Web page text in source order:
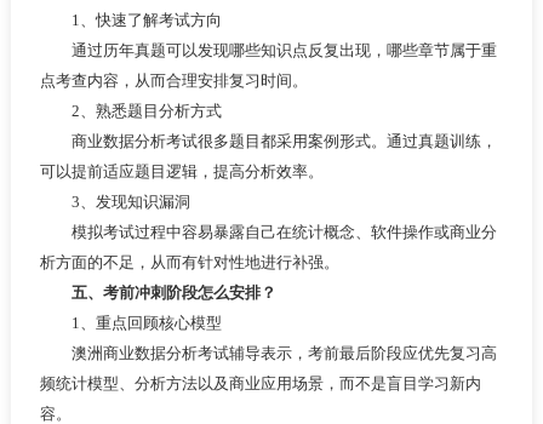
1、快速了解考试方向
通过历年真题可以发现哪些知识点反复出现，哪些章节属于重
点考查内容，从而合理安排复习时间。
2、熟悉题目分析方式
商业数据分析考试很多题目都采用案例形式。通过真题训练，
可以提前适应题目逻辑，提高分析效率。
3、发现知识漏洞
模拟考试过程中容易暴露自己在统计概念、软件操作或商业分
析方面的不足，从而有针对性地进行补强。
五、考前冲刺阶段怎么安排？
1、重点回顾核心模型
澳洲商业数据分析考试辅导表示，考前最后阶段应优先复习高
频统计模型、分析方法以及商业应用场景，而不是盲目学习新内
容。